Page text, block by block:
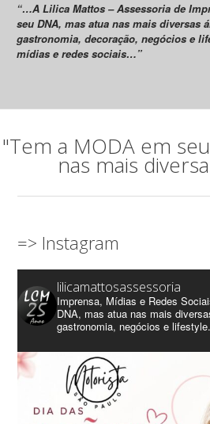
“…A Lilica Mattos – Assessoria de
seu DNA, mas atua nas mais diversas
gastronomia, decoração, negócios e
mídias e redes sociais…”
"Tem a MODA em
nas mais
=> Instagram
lilicamattosassessoria
Imprensa, Mídias e Redes
DNA, mas atua nas mais
gastronomia, negócios e